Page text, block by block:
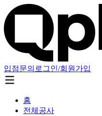
입점문의 로그인/회원가입
홈
전체공사